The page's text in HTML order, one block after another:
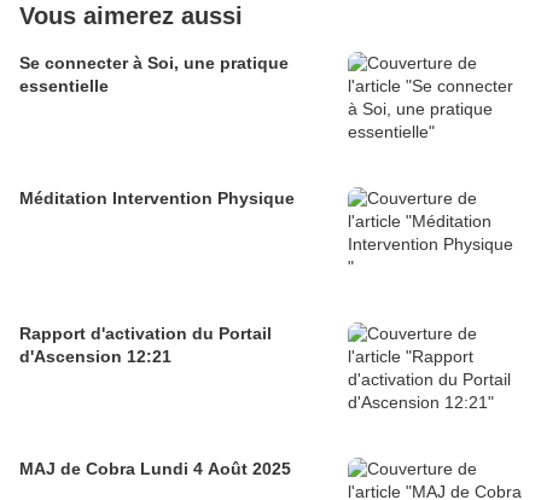
Vous aimerez aussi
Se connecter à Soi, une pratique
essentielle
Méditation Intervention Physique
Rapport d'activation du Portail
d'Ascension 12:21
MAJ de Cobra Lundi 4 Août 2025